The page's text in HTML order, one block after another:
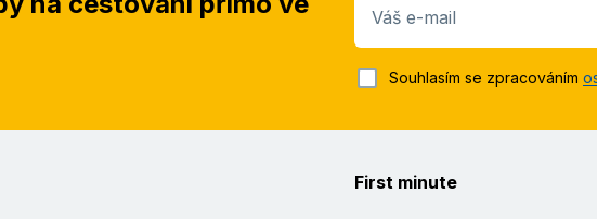
Váš e-mail
Souhlasím se zpracováním
First minute